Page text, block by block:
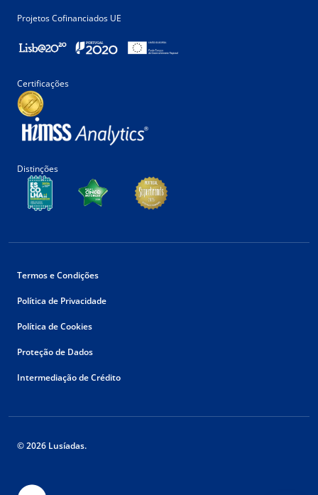
Projetos Cofinanciados UE
Certificações
Distinções
Termos e Condições
Política de Privacidade
Política de Cookies
Proteção de Dados
Intermediação de Crédito
© 2026 Lusíadas.